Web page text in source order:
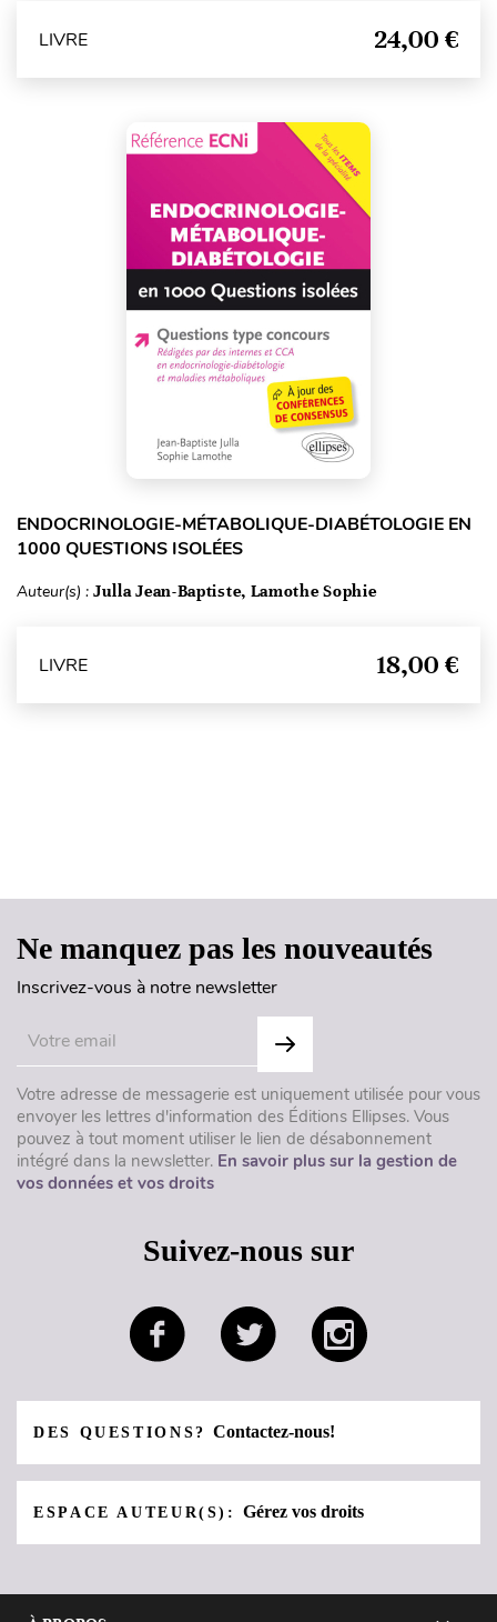
LIVRE 24,00 €
ENDOCRINOLOGIE-MÉTABOLIQUE-DIABÉTOLOGIE EN
1000 QUESTIONS ISOLÉES
Auteur(s) : Julla Jean-Baptiste, Lamothe Sophie
LIVRE 18,00 €
Ne manquez pas les nouveautés
Inscrivez-vous à notre newsletter
Votre adresse de messagerie est uniquement utilisée pour vous
envoyer les lettres d'information des Éditions Ellipses. Vous
pouvez à tout moment utiliser le lien de désabonnement
intégré dans la newsletter. En savoir plus sur la gestion de
vos données et vos droits
Suivez-nous sur
DES QUESTIONS?Contactez-nous!
ESPACE AUTEUR(S):Gérez vos droits